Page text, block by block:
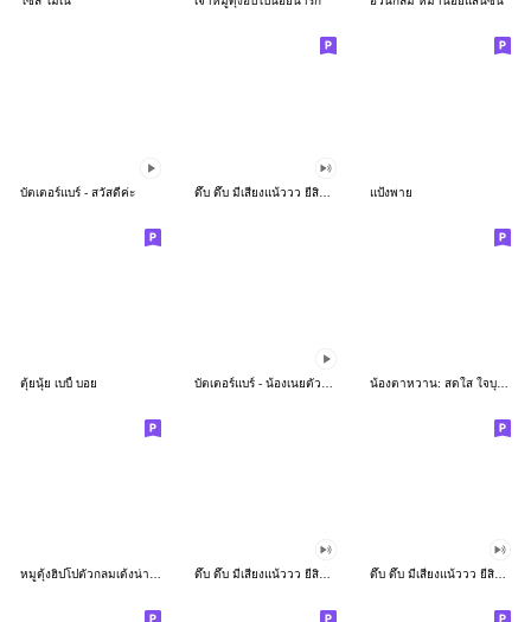
บัตเตอร์แบร์ - สวัสดีค่ะ แป้งพาย
ตุ้ยนุ้ย เบบี้ บอย น้องตาหวาน: สดใส ใจบุญ (สีพาสเทล)
หมูดุ้งฮิปโปตัวกลมเด้งน่ารัก ดึ๊บ ดึ๊บ มีเสียงแน้ววว ยี่สิบเจ็ด ดึ๊บ ดึ๊บ มีเสียงแน้ววว ยี่สิบหก